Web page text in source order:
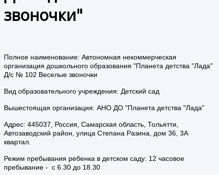
звоночки"
Полное наименование: Автономная некоммерческая
организация дошкольного образования "Планета детства "Лада"
Д/с № 102 Веселые звоночки
Вид образовательного учреждения: Детский сад
Вышестоящая организация: АНО ДО "Планета детства "Лада"
Адрес: 445037, Россия, Самарская область, Тольятти,
Автозаводский район, улица Степана Разина, дом 36, 3А
квартал.
Режим пребывания ребенка в детском саду: 12 часовое
пребывание - с 6.30 до 18.30